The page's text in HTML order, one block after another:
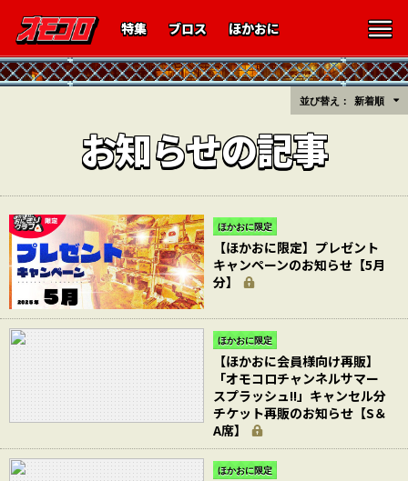
特集 ブロス ほかおに
お知らせの記事
並び替え： 新着順
ほかおに限定
【ほかおに限定】プレゼント
キャンペーンのお知らせ【5月
分】
ほかおに限定
【ほかおに会員様向け再販】
「オモコロチャンネルサマー
スプラッシュ!!」キャンセル分
チケット再販のお知らせ【S＆
A席】
ほかおに限定